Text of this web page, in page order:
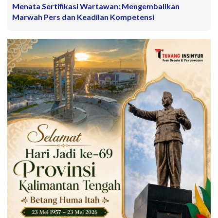
Menata Sertifikasi Wartawan: Mengembalikan
Marwah Pers dan Keadilan Kompetensi